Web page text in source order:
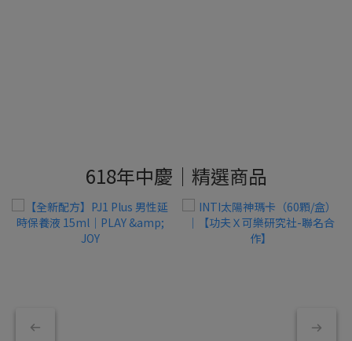
618年中慶｜精選商品